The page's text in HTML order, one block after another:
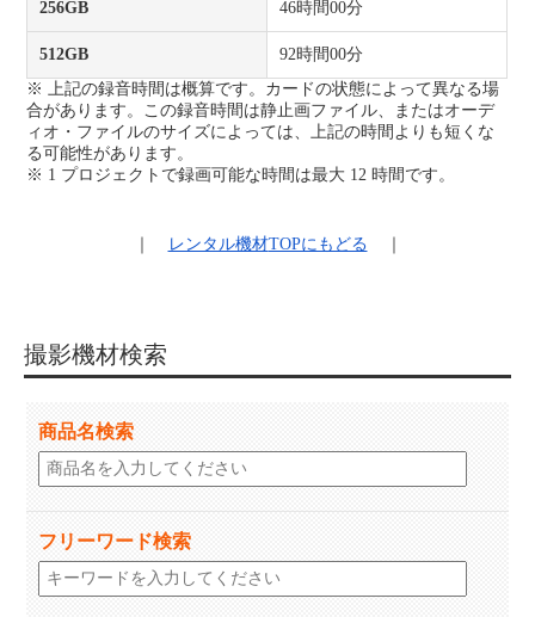
256GB 46時間00分
512GB
92時間00分
※ 上記の録音時間は概算です。カードの状態によって異なる場
合があります。この録音時間は静止画ファイル、またはオーデ
ィオ・ファイルのサイズによっては、上記の時間よりも短くな
る可能性があります。
※ 1 プロジェクトで録画可能な時間は最大 12 時間です。
レンタル機材TOPにもどる
撮影機材検索
商品名検索
フリーワード検索